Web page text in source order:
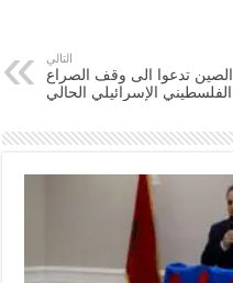
التالي
الصين تدعوا الى وقف الصراع
الفلسطيني الإسرائيلي الحالي